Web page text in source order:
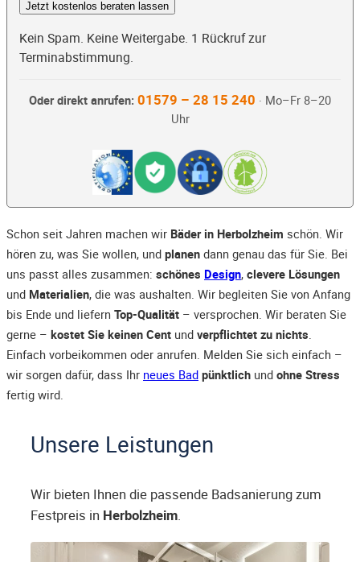
Jetzt kostenlos beraten lassen
Kein Spam. Keine Weitergabe. 1 Rückruf zur
Terminabstimmung.
Oder direkt anrufen: 01579 – 28 15 240 · Mo–Fr 8–20
Uhr
Schon seit Jahren machen wir Bäder in Herbolzheim schön. Wir
hören zu, was Sie wollen, und planen dann genau das für Sie. Bei
uns passt alles zusammen: schönes Design, clevere Lösungen
und Materialien, die was aushalten. Wir begleiten Sie von Anfang
bis Ende und liefern Top-Qualität – versprochen. Wir beraten Sie
gerne – kostet Sie keinen Cent und verpflichtet zu nichts.
Einfach vorbeikommen oder anrufen. Melden Sie sich einfach –
wir sorgen dafür, dass Ihr neues Bad pünktlich und ohne Stress
fertig wird.
Unsere Leistungen
Wir bieten Ihnen die passende Badsanierung zum
Festpreis in Herbolzheim.